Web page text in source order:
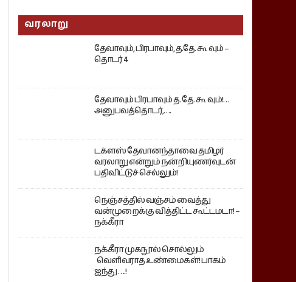
வரலாறு
தேவாவும், பிரபாவும், த.தே. கூ வும் –
தொடர் 4
தேவாவும் பிரபாவும் த. தே. கூ வும்!…
அனுபவத்தொடர்,….
டக்ளஸ் தேவானந்தாவை தமிழர்
வரலாறு என்றும் நன்றியுணர்வுடன்
பதிவிட்டுச் செல்லும்!
நெஞ்சத்தில் வஞ்சம் வைத்து
வன்முறைக்கு வித்திட்ட கூட்டமடா! –
நக்கீரா
நக்கீரா முகநூல் சொல்லும்
வெளிவராத உண்மைகள்! பாகம்
ஐந்து ….!